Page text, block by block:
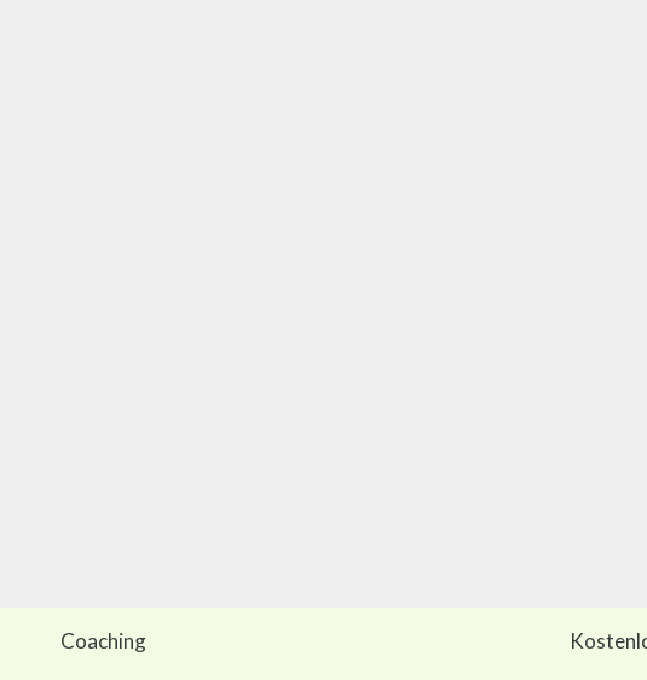
Coaching